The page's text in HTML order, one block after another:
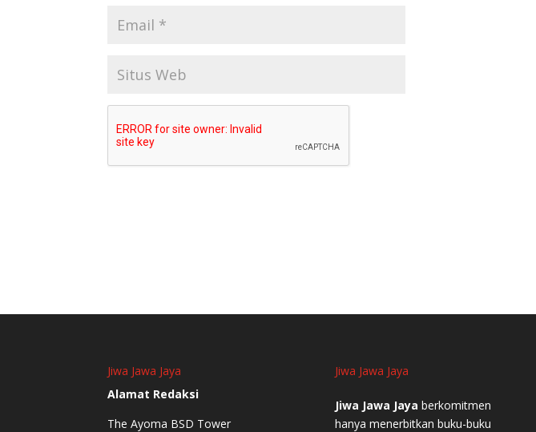
Jiwa Jawa Jaya
Alamat Redaksi
The Ayoma BSD Tower
Jiwa Jawa Jaya
Jiwa Jawa Jaya berkomitmen
hanya menerbitkan buku-buku